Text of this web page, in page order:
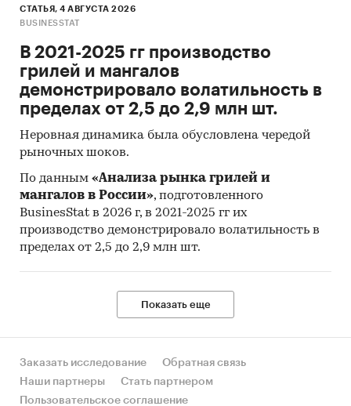
СТАТЬЯ, 4 АВГУСТА 2026
BUSINESSTAT
В 2021-2025 гг производство
грилей и мангалов
демонстрировало волатильность в
пределах от 2,5 до 2,9 млн шт.
Неровная динамика была обусловлена чередой
рыночных шоков.
По данным «Анализа рынка грилей и
мангалов в России», подготовленного
BusinesStat в 2026 г, в 2021-2025 гг их
производство демонстрировало волатильность в
пределах от 2,5 до 2,9 млн шт.
Показать еще
Заказать исследование
Обратная связь
Наши партнеры
Стать партнером
Пользовательское соглашение